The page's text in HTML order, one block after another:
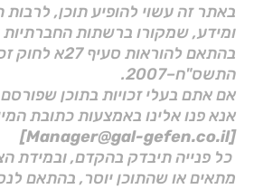
באתר זה עשוי להופיע תוכן, לרבות
ומידע, שמקורו ברשתות החברתיות
בהתאם להוראות
התשס"ח–2007.
אם אתם בעלי זכויות בתוכן
אנא פנו אלינו באמצעות כתובת
[Manager@gal-gefen.co.il]
כל פנייה תיבדק בהקדם, ובמידת
מתאים או שהתוכן יוסר, בהתאם